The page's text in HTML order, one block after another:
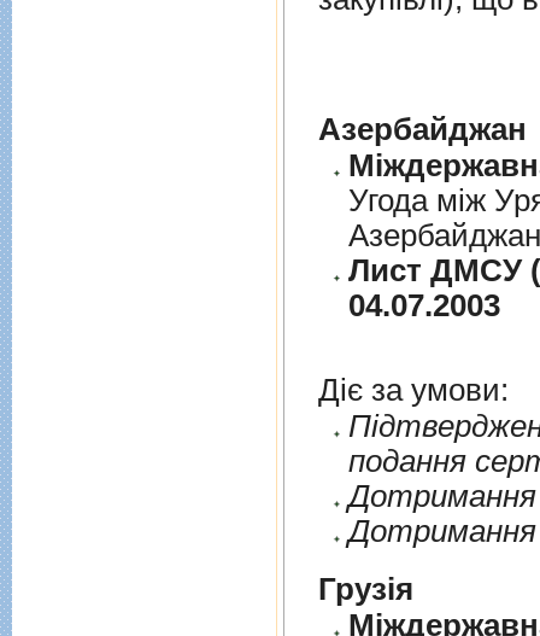
Азербайджан
Угода між
Лист ДМСУ
04.07.2003
Діє за умови:
подання
Дотримання
Дотримання
Грузія